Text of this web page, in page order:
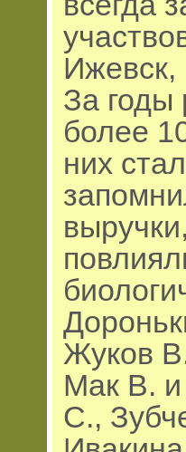
Ижевск,
За годы
более
них
Жуков
Мак В. и
С.,